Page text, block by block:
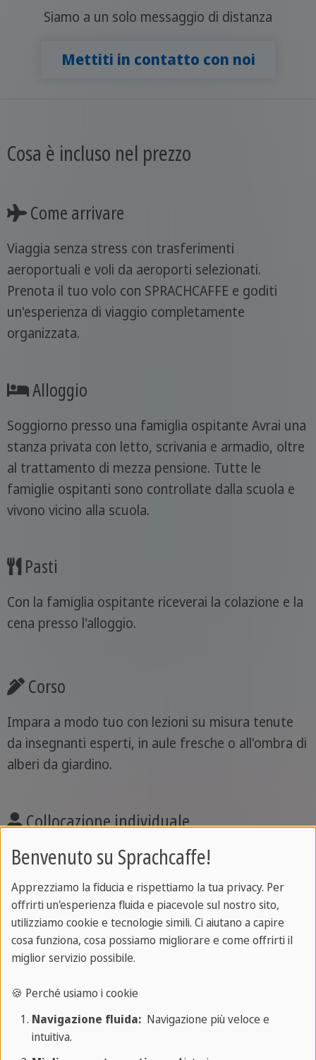
Siamo a un solo messaggio di distanza
Mettiti in contatto con noi
Cosa è incluso nel prezzo
Come arrivare
Viaggia senza stress con trasferimenti
aeroportuali e voli da aeroporti selezionati.
Prenota il tuo volo con SPRACHCAFFE e goditi
un'esperienza di viaggio completamente
organizzata.
Alloggio
Soggiorno presso una famiglia ospitante Avrai una
stanza privata con letto, scrivania e armadio, oltre
al trattamento di mezza pensione. Tutte le
famiglie ospitanti sono controllate dalla scuola e
vivono vicino alla scuola.
Pasti
Con la famiglia ospitante riceverai la colazione e la
cena presso l'alloggio.
Corso
Impara a modo tuo con lezioni su misura tenute
da insegnanti esperti, in aule fresche o all'ombra di
alberi da giardino.
Collocazione individuale
Con il test d'ingresso Sprachcaffe ti iscriverai al
efficace fin dal primo giorno.
Certificato
Ottieni il tuo Certificato Sprachcaffe incluso,
oppure approfondisci i tuoi progressi con la
preparazione all'esame
Benvenuto su Sprachcaffe!
Apprezziamo la fiducia e rispettiamo la tua privacy. Per
offrirti un'esperienza fluida e piacevole sul nostro sito,
utilizziamo cookie e tecnologie simili. Ci aiutano a capire
cosa funziona, cosa possiamo migliorare e come offrirti il
miglior servizio possibile.
🍪 Perché usiamo i cookie
Navigazione fluida:Navigazione più veloce e
intuitiva.